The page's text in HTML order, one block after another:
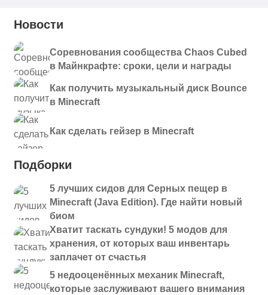
Новости
Соревнования сообщества Chaos Cubed
в Майнкрафте: сроки, цели и награды
Как получить музыкальный диск Bounce
в Minecraft
Как сделать гейзер в Minecraft
Подборки
5 лучших сидов для Серных пещер в
Minecraft (Java Edition). Где найти новый
биом
Хватит таскать сундуки! 5 модов для
хранения, от которых ваш инвентарь
заплачет от счастья
5 недооценённых механик Minecraft,
которые заслуживают вашего внимания